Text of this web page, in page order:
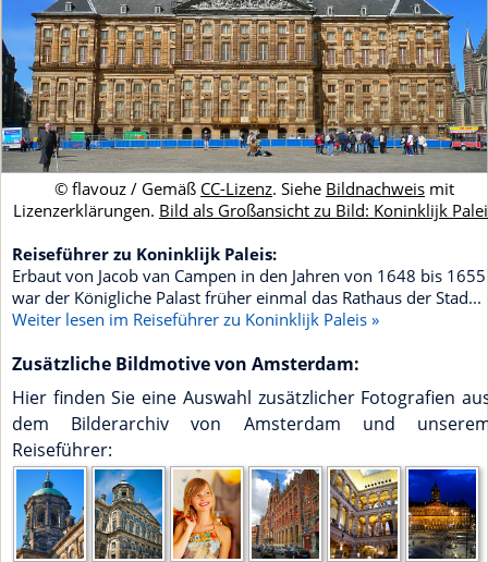
© flavouz / Gemäß CC-Lizenz. Siehe Bildnachweis mit
Lizenzerklärungen. Bild als Großansicht zu Bild: Koninklijk
Reiseführer zu Koninklijk Paleis:
Erbaut von Jacob van Campen in den Jahren von 1648 bis 1655
war der Königliche Palast früher einmal das Rathaus der Stad...
Weiter lesen im Reiseführer zu Koninklijk Paleis »
Zusätzliche Bildmotive von Amsterdam:
Hier finden Sie eine Auswahl zusätzlicher Fotografien
dem Bilderarchiv von Amsterdam und
Reiseführer: